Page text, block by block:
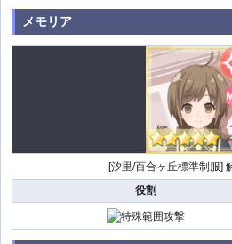
メモリア
[汐里/百合ヶ丘標準制服]
役割